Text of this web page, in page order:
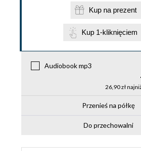
Kup na prezent
Kup 1-kliknięciem
Audiobook mp3
26,90 zł
Przenieś na półkę
Do przechowalni